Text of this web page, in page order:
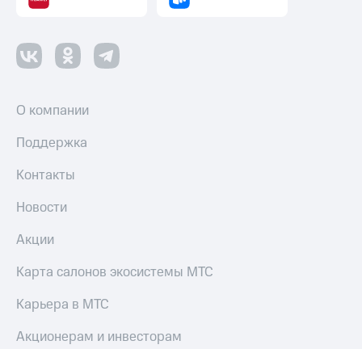
О компании
Поддержка
Контакты
Новости
Акции
Карта салонов экосистемы МТС
Карьера в МТС
Акционерам и инвесторам